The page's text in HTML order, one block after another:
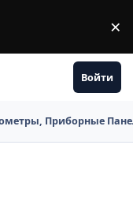
×
Войти
Приборные